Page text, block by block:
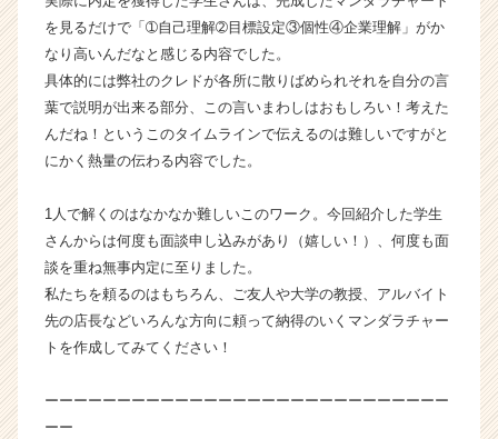
イ
ト
チ
ア
キ
ャ
（C
h
e
e
r
C
を見るだけで「➀自己理解➁目標設定③個性④企業理解」がか
なり高いんだなと感じる内容でした。
具体的には弊社のクレドが各所に散りばめられそれを自分の言
葉で説明が出来る部分、この言いまわしはおもしろい！考えた
んだね！というこのタイムラインで伝えるのは難しいですがと
にかく熱量の伝わる内容でした。
1人で解くのはなかなか難しいこのワーク。今回紹介した学生
さんからは何度も面談申し込みがあり（嬉しい！）、何度も面
談を重ね無事内定に至りました。
私たちを頼るのはもちろん、ご友人や大学の教授、アルバイト
先の店長などいろんな方向に頼って納得のいくマンダラチャー
トを作成してみてください！
ーーーーーーーーーーーーーーーーーーーーーーーーーーーー
ーー